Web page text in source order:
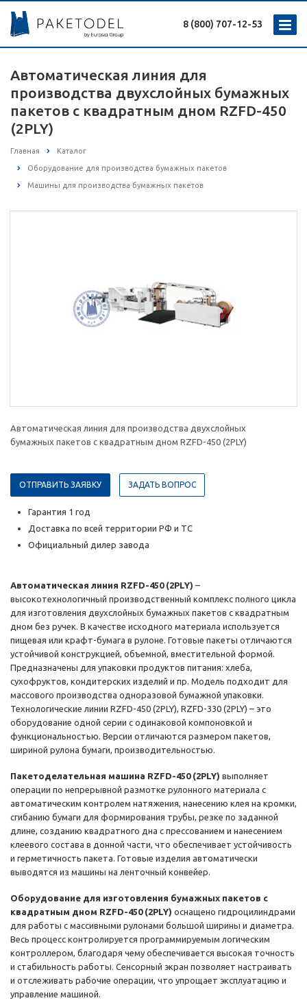
8 (800) 707-12-53
Автоматическая линия для
производства двухслойных бумажных
пакетов с квадратным дном RZFD-450
(2PLY)
Главная Каталог
Оборудование для производства бумажных пакетов
Машины для производства бумажных пакетов
Автоматическая линия для производства двухслойных
бумажных пакетов с квадратным дном RZFD-450 (2PLY)
ОТПРАВИТЬ ЗАЯВКУ ЗАДАТЬ ВОПРОС
Гарантия 1 год
Доставка по всей территории РФ и ТС
Официальный дилер завода
Автоматическая линия RZFD-450 (2PLY) –
высокотехнологичный производственный комплекс полного цикла
для изготовления двухслойных бумажных пакетов с квадратным
дном без ручек. В качестве исходного материала используется
пищевая или крафт-бумага в рулоне. Готовые пакеты отличаются
устойчивой конструкцией, объемной, вместительной формой.
Предназначены для упаковки продуктов питания: хлеба,
сухофруктов, кондитерских изделий и пр. Модель подходит для
массового производства одноразовой бумажной упаковки.
Технологические линии RZFD-450 (2PLY), RZFD-330 (2PLY) – это
оборудование одной серии с одинаковой компоновкой и
функциональностью. Версии отличаются размером пакетов,
шириной рулона бумаги, производительностью.
Пакетоделательная машина RZFD-450 (2PLY) выполняет
операции по непрерывной размотке рулонного материала с
автоматическим контролем натяжения, нанесению клея на кромки,
сгибанию бумаги для формирования трубы, резке по заданной
длине, созданию квадратного дна с прессованием и нанесением
клеевого состава в донной части, что обеспечивает устойчивость
и герметичность пакета. Готовые изделия автоматически
выводятся из машины на ленточный конвейер.
Оборудование для изготовления бумажных пакетов с
квадратным дном RZFD-450 (2PLY) оснащено гидроцилиндрами
для работы с массивными рулонами большой ширины и диаметра.
Весь процесс контролируется программируемым логическим
контроллером, благодаря чему обеспечивается высокая точность
и стабильность работы. Сенсорный экран позволяет настраивать
и отслеживать рабочие операции, что упрощает эксплуатацию и
управление машиной.